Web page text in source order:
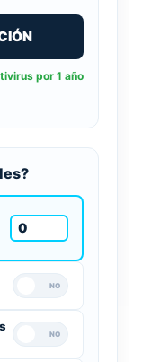
por 1 año